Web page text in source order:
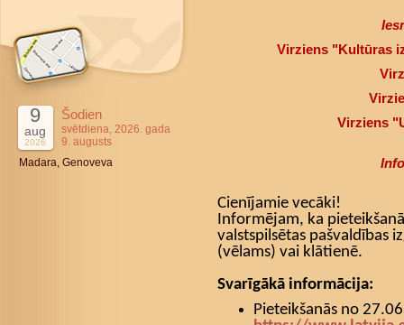
9
aug
2026
Šodien
svētdiena, 2026. gada
9. augusts
Madara, Genoveva
Virziens "Kultūras
Virziens
Cienījamie vecāki!
Informējam, ka
valstspilsētas pašvaldības
(vēlams) vai klātienē.
Svarīgākā informācija:
Pieteikšanās no